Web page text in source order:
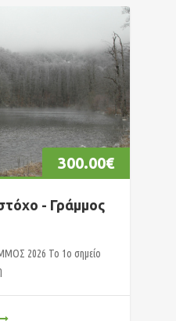
300.00€
- Γράμμος
2026 Το 1ο σημείο